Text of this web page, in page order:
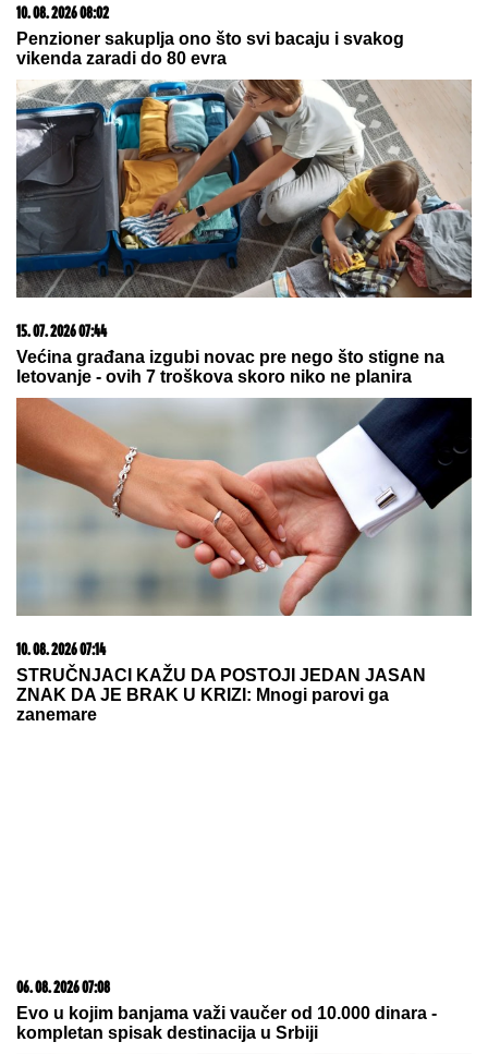
HUTI PRIZNALI NAPAD:
Preuzeli
odgovornost za udar na rafineriju
"Saudi Aramko" u Džizanu
JOVANA JEREMIĆ SE OPROSTILA
OD GLEDALACA PINKA
Saopštila
odluku, obratila se u programu
uživo: "Bićete mi i u glavi i u srcu,
nemojte da me izdate"